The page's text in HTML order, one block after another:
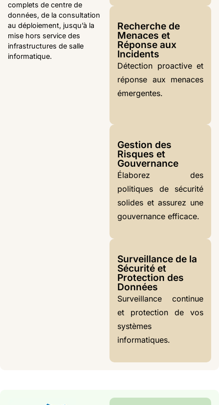
complets de centre de
données, de la consultation
au déploiement, jusqu’à la
mise hors service des
infrastructures de salle
informatique.
Recherche de
Menaces et
Réponse aux
Incidents
Détection proactive et
réponse aux menaces
émergentes.
Gestion des
Risques et
Gouvernance
Élaborez des
politiques de sécurité
solides et assurez une
gouvernance efficace.
Surveillance de la
Sécurité et
Protection des
Données
Surveillance continue
et protection de vos
systèmes
informatiques.